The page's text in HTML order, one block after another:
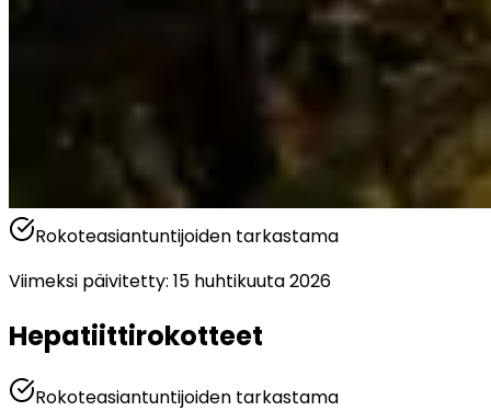
Rokoteasiantuntijoiden tarkastama
Viimeksi päivitetty: 15 huhtikuuta 2026
Hepatiittirokotteet
Rokoteasiantuntijoiden tarkastama